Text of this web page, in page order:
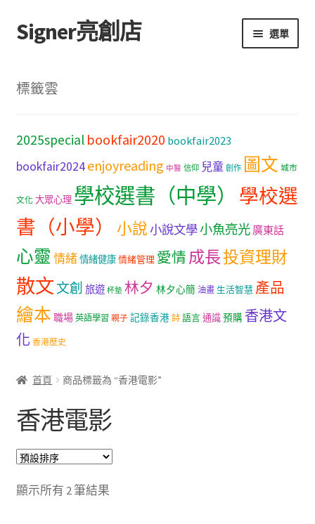
跳
至
覽
列
跳
至
要
內
Signer亮創店 選單
學校選書（小學）
「此時此地 看見亮光」2025特展
網上書店
無紙書
文創
標籤雲
2025special bookfair2020 bookfair2023
bookfair2024enjoyreading 中醫 信仰 兒童 創作 圖文 城市
文化 大眾心理 學校選書（中學）
學校選
書（小學）
小說小說文學小魚亮光 廣東話
心靈 情緒情緒健康情緒管理 愛情 成長投資理財
散文 文創 旅遊 杯墊 林夕 林夕心簡 油畫 生活智慧 產品
繪本 職場 英語學習 親子 記錄香港 詩 語言通識預購 香港文
化 香港歷史
首頁 商品標籤為 “香港電影”
香港電影
顯示所有 2 筆結果